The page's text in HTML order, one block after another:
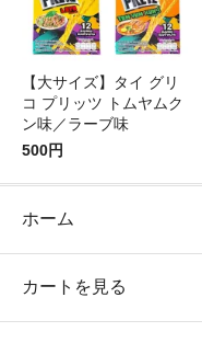
【大サイズ】タイ グリ
コ プリッツ トムヤムク
ン味／ラーブ味
500円
ホーム
カートを見る